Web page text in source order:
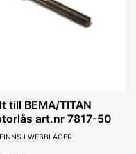
till BEMA/TITAN
art.nr 7817-50
FINNS I WEBBLAGER